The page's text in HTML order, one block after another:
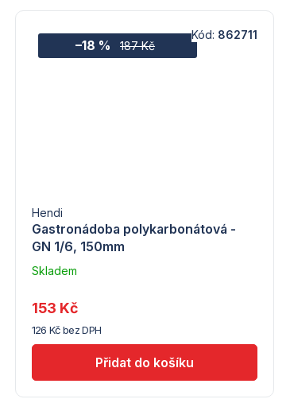
187 Kč
–18 %
Gastronádoba polykarbonátová -
GN 1/6, 150mm
Hendi
Skladem
dodavatele
(7) -
Hendi
126 Kč bez DPH
153 Kč
Kód: 862711